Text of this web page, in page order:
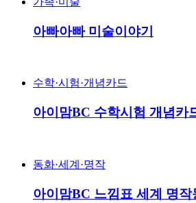
아빠아빠 미술이야기
수학·시험·개념카드
아이맘BC 수학시험 개념카
동화·세계·명작
아이맘BC 느낌표 세계 명작